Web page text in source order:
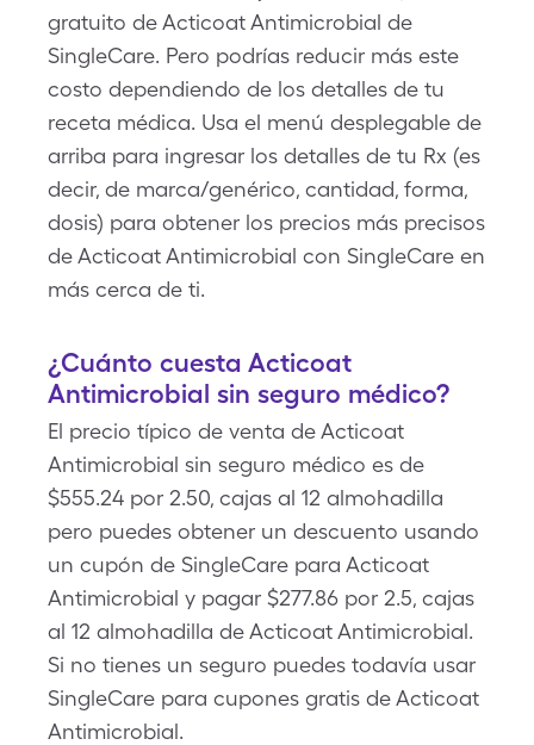
gratuito de Acticoat Antimicrobial de
SingleCare. Pero podrías reducir más este
costo dependiendo de los detalles de tu
receta médica. Usa el menú desplegable de
arriba para ingresar los detalles de tu Rx (es
decir, de marca/genérico, cantidad, forma,
dosis) para obtener los precios más precisos
de Acticoat Antimicrobial con SingleCare en
más cerca de ti.
¿Cuánto cuesta Acticoat
Antimicrobial sin seguro médico?
El precio típico de venta de Acticoat
Antimicrobial sin seguro médico es de
$555.24 por 2.50, cajas al 12 almohadilla
pero puedes obtener un descuento usando
un cupón de SingleCare para Acticoat
Antimicrobial y pagar $277.86 por 2.5, cajas
al 12 almohadilla de Acticoat Antimicrobial.
Si no tienes un seguro puedes todavía usar
SingleCare para cupones gratis de Acticoat
Antimicrobial.